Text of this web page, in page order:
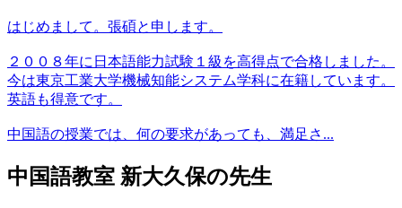
はじめまして。張碩と申します。
２００８年に日本語能力試験１級を高得点で合格しました。
今は東京工業大学機械知能システム学科に在籍しています。
英語も得意です。
中国語の授業では、何の要求があっても、満足さ...
中国語教室 新大久保の先生